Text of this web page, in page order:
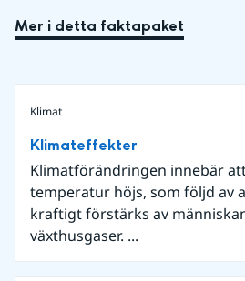
Mer i detta faktapaket
Klimat
Klimateffekter
Klimatförändringen innebär
temperatur höjs, som följd av
kraftigt förstärks av
växthusgaser. ...